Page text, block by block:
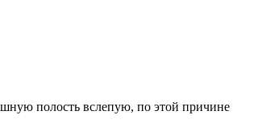
полость вслепую, по этой причине